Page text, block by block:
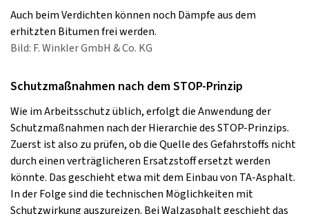
Auch beim Verdichten können noch Dämpfe aus dem
erhitzten Bitumen frei werden.
Bild: F. Winkler GmbH & Co. KG
Schutzmaßnahmen nach dem STOP-Prinzip
Wie im Arbeitsschutz üblich, erfolgt die Anwendung der
Schutzmaßnahmen nach der Hierarchie des STOP-Prinzips.
Zuerst ist also zu prüfen, ob die Quelle des Gefahrstoffs nicht
durch einen verträglicheren Ersatzstoff ersetzt werden
könnte. Das geschieht etwa mit dem Einbau von TA-Asphalt.
In der Folge sind die technischen Möglichkeiten mit
Schutzwirkung auszureizen. Bei Walzasphalt geschieht das